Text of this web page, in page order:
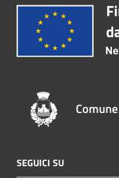
SEGUICI SU